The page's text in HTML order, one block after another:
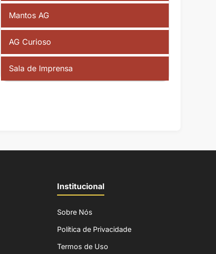
Mantos AG
AG Curioso
Sala de Imprensa
Institucional
Sobre Nós
Política de Privacidade
Termos de Uso